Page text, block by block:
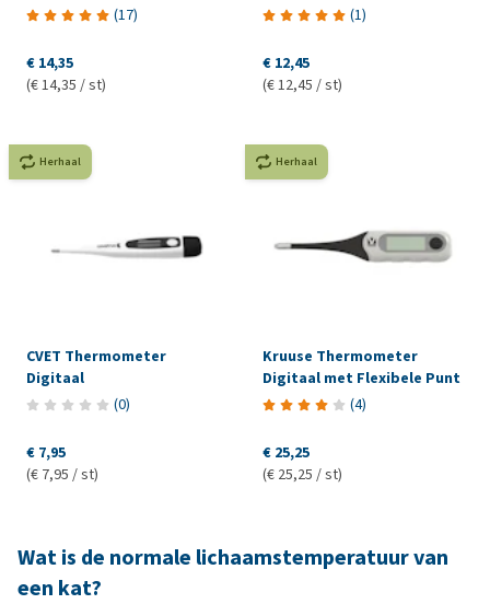
(17)
€ 14,35
(€ 14,35 / st)
(1)
€ 12,45
(€ 12,45 / st)
Herhaal
CVET Thermometer
Digitaal
(0)
€ 7,95
(€ 7,95 / st)
Herhaal
Kruuse Thermometer
Digitaal met Flexibele Punt
(4)
€ 25,25
(€ 25,25 / st)
Wat is de normale lichaamstemperatuur van
een kat?